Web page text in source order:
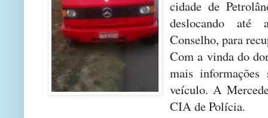
cidade de
deslocando
Conselho, para
Com a vinda do
mais informações
veículo. A
CIA de Polícia.